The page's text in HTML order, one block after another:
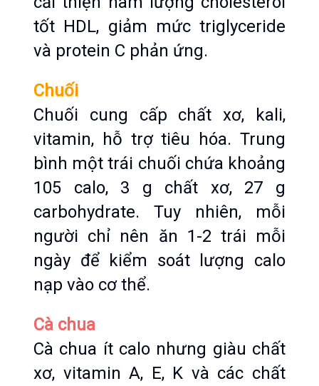
tốt HDL, giảm mức triglyceride
và protein C phản ứng.
Chuối
Chuối cung cấp chất xơ, kali,
vitamin, hỗ trợ tiêu hóa. Trung
bình một trái chuối chứa khoảng
105 calo, 3 g chất xơ, 27 g
carbohydrate. Tuy nhiên, mỗi
người chỉ nên ăn 1-2 trái mỗi
ngày để kiểm soát lượng calo
nạp vào cơ thể.
Cà chua
Cà chua ít calo nhưng giàu chất
xơ, vitamin A, E, K và các chất